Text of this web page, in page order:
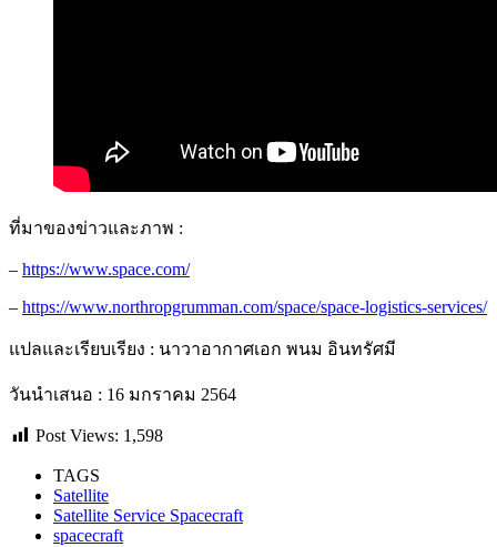
ที่มาของข่าวและภาพ :
– https://www.space.com/
– https://www.northropgrumman.com/space/space-logistics-services/
แปลและเรียบเรียง : นาวาอากาศเอก พนม อินทรัศมี
วันนำเสนอ : 16 มกราคม 2564
Post Views: 1,598
TAGS
Satellite
Satellite Service Spacecraft
spacecraft